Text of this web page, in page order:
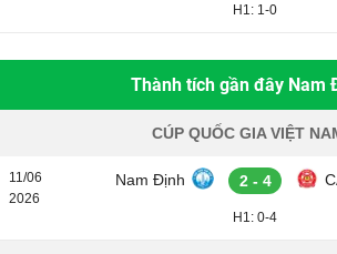
H1: 1-0
Thành tích gần đây Nam
CÚP QUỐC GIA VIỆT
11/06
2026
Nam Định 2 - 4
H1: 0-4